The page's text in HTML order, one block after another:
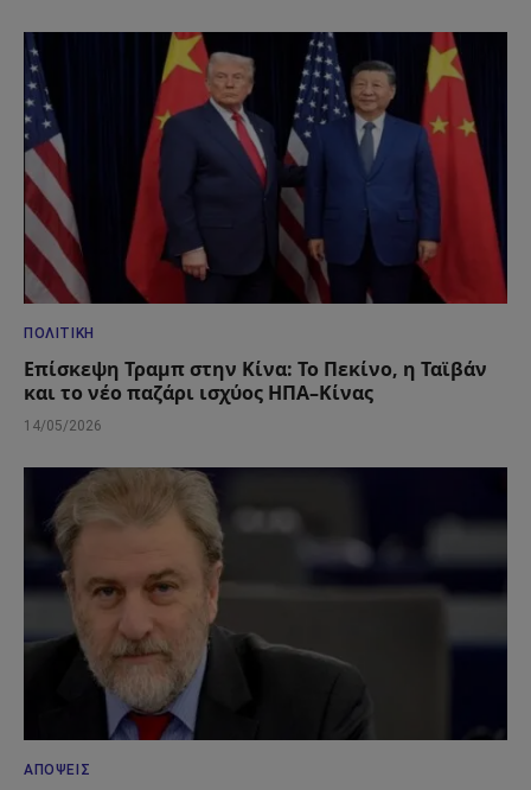
ΠΟΛΙΤΙΚΉ
Επίσκεψη Τραμπ στην Κίνα: Το Πεκίνο, η Ταϊβάν
και το νέο παζάρι ισχύος ΗΠΑ–Κίνας
14/05/2026
ΑΠΌΨΕΙΣ